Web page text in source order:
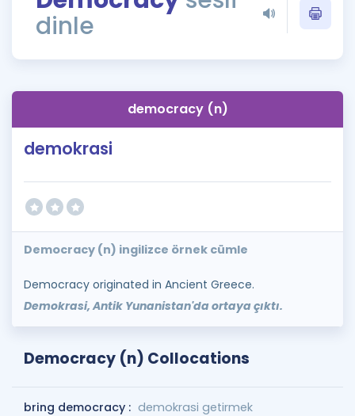
ÖSYM Sınav Takvimi
Kampanyalar
İngilizce Gramer
dinle
democracy (n)
demokrasi
Democracy (n) ingilizce örnek cümle
Democracy originated in Ancient Greece.
Demokrasi, Antik Yunanistan'da ortaya çıktı.
Democracy (n) Collocations
bring democracy : demokrasi getirmek